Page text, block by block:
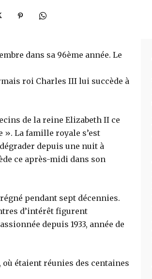
dans sa 96ème année. Le
roi Charles III lui succède à
de la reine Elizabeth II ce
La famille royale s’est
depuis une nuit à
ce après-midi dans son
pendant sept décennies.
d’intérêt figurent
depuis 1933, année de
étaient réunies des centaines